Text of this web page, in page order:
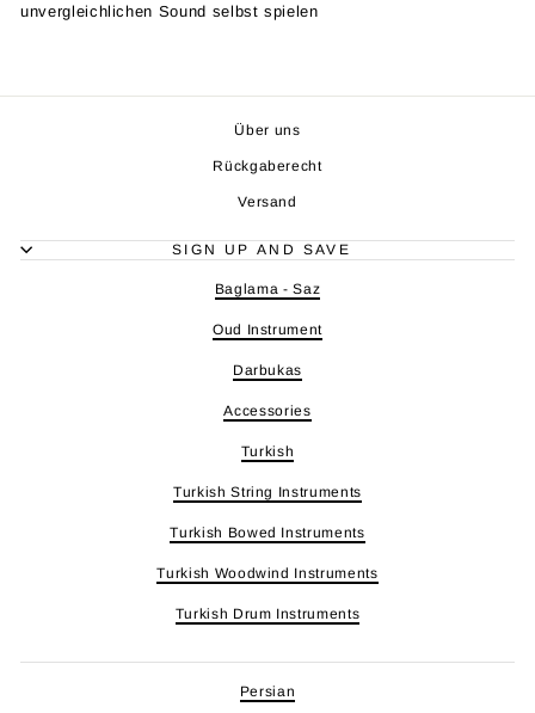
unvergleichlichen Sound selbst spielen
Über uns
Rückgaberecht
Versand
SIGN UP AND SAVE
Baglama - Saz
Oud Instrument
Darbukas
Accessories
Turkish
Turkish String Instruments
Turkish Bowed Instruments
Turkish Woodwind Instruments
Turkish Drum Instruments
Persian